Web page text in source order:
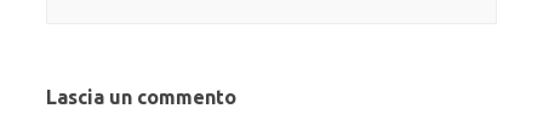
Lascia un commento